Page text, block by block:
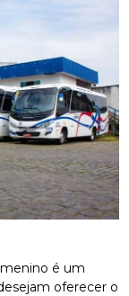
é um
oferecer o